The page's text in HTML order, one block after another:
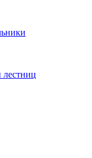
лестниц